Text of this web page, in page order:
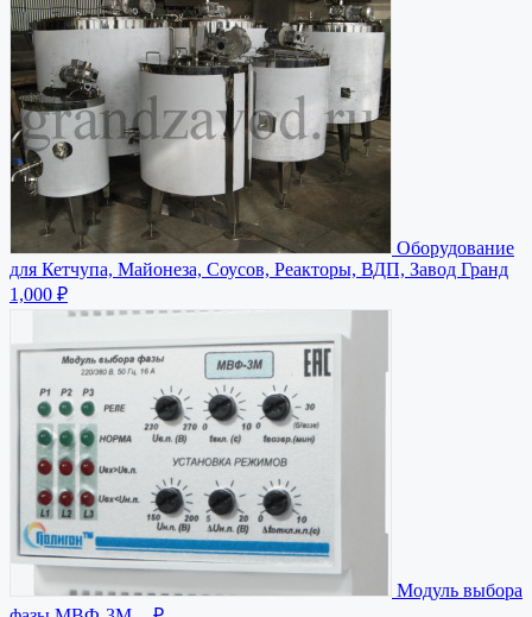
Оборудование
для Кетчупа, Майонеза, Соусов, Реакторы, ВДП, Завод Гранд
1,000 ₽
Модуль выбора